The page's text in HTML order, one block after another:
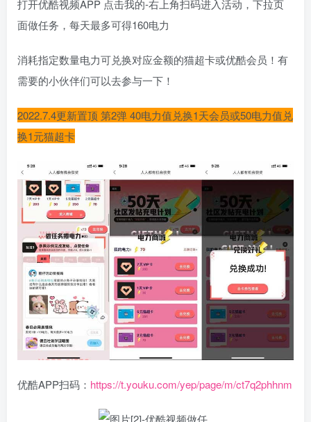
打开优酷视频APP 点击我的-右上角扫码进入活动，下拉页
面做任务，每天最多可得160电力
消耗指定数量电力可兑换对应金额的猫超卡或优酷会员！有
需要的小伙伴们可以去参与一下！
2022.7.4更新置顶 第2弹 40电力值兑换1天会员或50电力值兑
换1元猫超卡
优酷APP扫码： https://t.youku.com/yep/page/m/ct7q2phhnm